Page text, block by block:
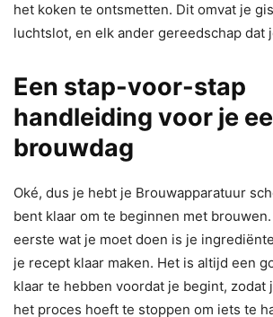
het koken te ontsmetten. Dit omvat je
luchtslot, en elk ander gereedschap dat
Een stap-voor-stap
handleiding voor je
brouwdag
Oké, dus je hebt je Brouwapparatuur
bent klaar om te beginnen met brouwen.
eerste wat je moet doen is je
je recept klaar maken. Het is altijd een
klaar te hebben voordat je begint, zodat
het proces hoeft te stoppen om iets te